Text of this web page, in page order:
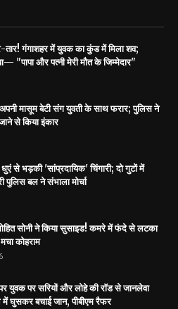
तार! गंगाशहर में युवक का कुंड में मिला शव;
"पापा और पत्नी मेरी मौत के जिम्मेदार"
मासूम बेटी संग युवती के साथ फरार; पुलिस ने
से किया इंकार
से भड़की 'सांप्रदायिक' चिंगारी; दो गुटों में
पुलिस बल ने संभाला मोर्चा
मोहित सोनी ने किया सुसाइड! कमरे में फंदे से लटका
कोहराम
युवक पर सरियों और लोहे की रॉड से जानलेवा
में घुसकर बचाई जान, पीबीएम रैफर